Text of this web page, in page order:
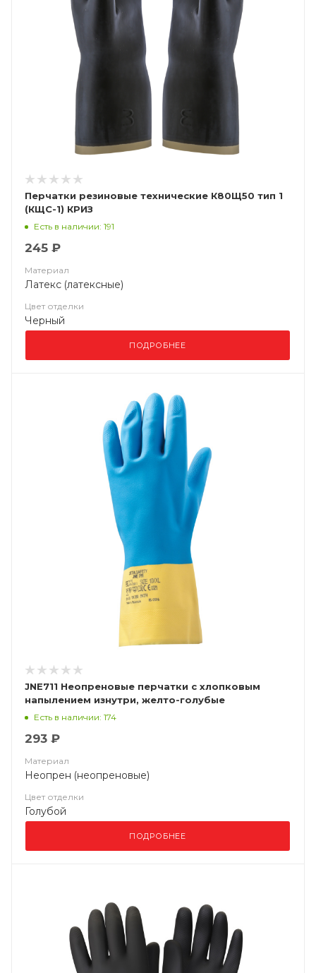
Перчатки резиновые технические К80Щ50 тип 1
(КЩС-1) КРИЗ
Есть в наличии: 191
245 ₽
Материал
Латекс (латексные)
Цвет отделки
Черный
ПОДРОБНЕЕ
JNE711 Неопреновые перчатки с хлопковым
напылением изнутри, желто-голубые
Есть в наличии: 174
293 ₽
Материал
Неопрен (неопреновые)
Цвет отделки
Голубой
ПОДРОБНЕЕ